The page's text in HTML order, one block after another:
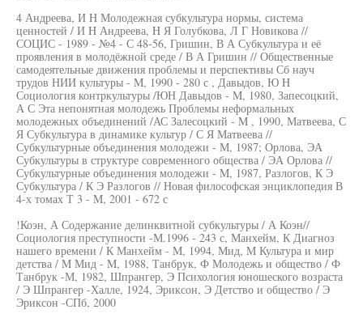
4 Андреева, И H Молодежная субкультура нормы, система
ценностей / И H Андреева, H Я Голубкова, Л Г Новикова //
СОЦИС - 1989 - №4 - С 48-56, Гришин, В А Субкультура и её
проявления в молодёжной среде / В А Гришин // Общественные
самодеятельные движения проблемы и перспективы Сб науч
трудов НИИ культуры - M, 1990 - 280 с , Давыдов, Ю H
Социология контркультуры /ЮН Давыдов - M, 1980, Запесоцкий,
А С Эта непонятная молодежь Проблемы неформальных
молодежных объединений /АС Залесоцкий - M , 1990, Матвеева, С
Я Субкультура в динамике культур / С Я Матвеева //
Субкультурные объединения молодежи - М, 1987; Орлова, ЭА
Субкультуры в структуре современного общества / ЭА Орлова //
Субкультурные объединения молодежи - M, 1987, Разлогов, К Э
Субкультура / К Э Разлогов // Новая философская энциклопедия В
4-х томах Т 3 - M, 2001 - 672 с
!Коэн, А Содержание делинквитной субкультуры / А Коэн//
Социология преступности -М.1996 - 243 с, Манхейм, К Диагноз
нашего времени / К Манхейм - M, 1994, Мид, M Культура и мир
детства / M Мид - M, 1988, Танбрук, Ф Молодежь и общество / Ф
Танбрук -М, 1982, Шпрангер, Э Психология юношеского возраста
/ Э Шпрангер -Халле, 1924, Эриксон, Э Детство и общество / Э
Эриксон -СПб, 2000